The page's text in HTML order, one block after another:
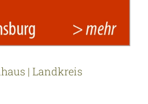
| Landkreis